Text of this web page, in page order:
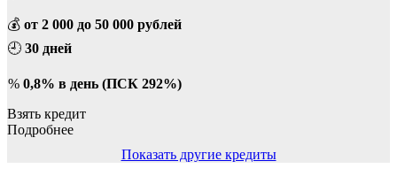
💰 от 2 000 до 50 000 рублей
🕘 30 дней
% 0,8% в день (ПСК 292%)
Взять кредит
Подробнее
Показать другие кредиты